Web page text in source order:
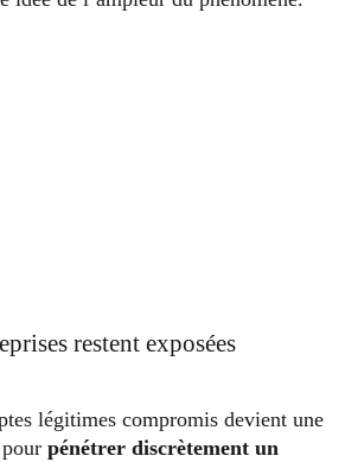
restent exposées
légitimes compromis devient une
pénétrer discrètement un